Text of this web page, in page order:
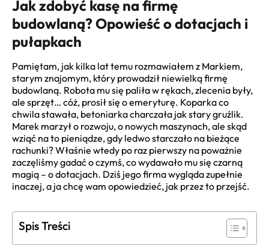
Jak zdobyć kasę na firmę
budowlaną? Opowieść o dotacjach i
pułapkach
Pamiętam, jak kilka lat temu rozmawiałem z Markiem,
starym znajomym, który prowadził niewielką firmę
budowlaną. Robota mu się paliła w rękach, zlecenia były,
ale sprzęt… cóż, prosił się o emeryturę. Koparka co
chwila stawała, betoniarka charczała jak stary gruźlik.
Marek marzył o rozwoju, o nowych maszynach, ale skąd
wziąć na to pieniądze, gdy ledwo starczało na bieżące
rachunki? Właśnie wtedy po raz pierwszy na poważnie
zaczęliśmy gadać o czymś, co wydawało mu się czarną
magią – o dotacjach. Dziś jego firma wygląda zupełnie
inaczej, a ja chcę wam opowiedzieć, jak przez to przejść.
Spis Treści